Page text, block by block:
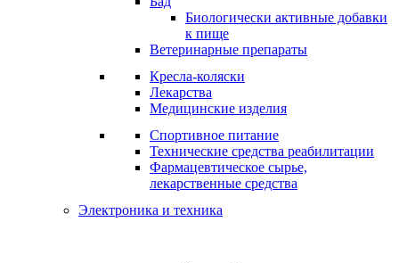
Биологически активные добавки
к пище
Ветеринарные препараты
Кресла-коляски
Лекарства
Медицинские изделия
Спортивное питание
Технические средства реабилитации
Фармацевтическое сырье,
лекарственные средства
Электроника и техника